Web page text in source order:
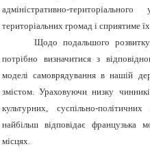
адміністративно-
територіальних громад і сприятиме
Щодо подальшого розвитку
потрібно визначитися з
моделі самоврядування в нашій
змістом. Ураховуючи низку
культурних, суспільно-
найбільш відповідає французька
місцях.